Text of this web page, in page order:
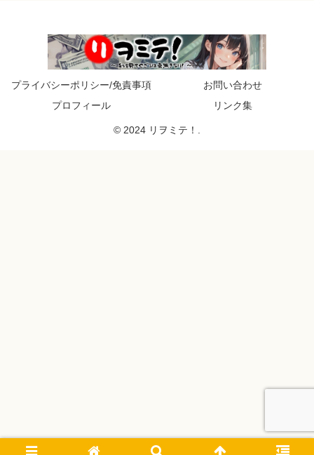
プライバシーポリシー/免責事項
お問い合わせ
プロフィール
リンク集
© 2024 リヲミテ！.